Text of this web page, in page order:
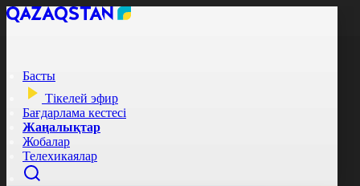
Басты
Тікелей эфир
Бағдарлама кестесі
Жаңалықтар
Жобалар
Телехикаялар